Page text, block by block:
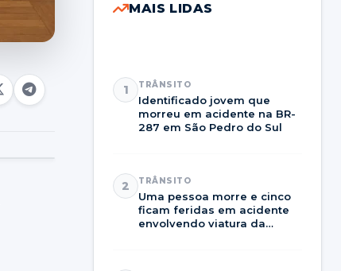
MAIS LIDAS
1 TRÂNSITO
Identificado jovem que
morreu em acidente na BR-
287 em São Pedro do Sul
2 TRÂNSITO
Uma pessoa morre e cinco
ficam feridas em acidente
envolvendo viatura da